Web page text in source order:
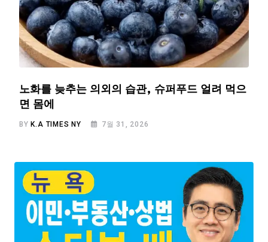
노화를 늦추는 의외의 습관, 슈퍼푸드 얼려 먹으
면 몸에
BYK.A TIMES NY 7월 31, 2026